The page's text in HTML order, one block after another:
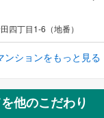
四丁目1-6（地番）
円台予定
ンションをもっと見る
他のこだわり